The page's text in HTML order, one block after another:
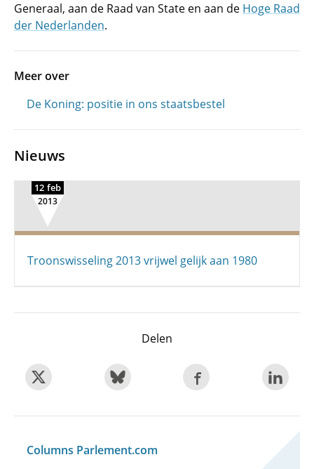
Generaal, aan de Raad van State en aan de Hoge Raad
der Nederlanden.
Meer over
De Koning: positie in ons staatsbestel
Nieuws
12 feb
2013
Troonswisseling 2013 vrijwel gelijk aan 1980
Delen
Columns Parlement.com